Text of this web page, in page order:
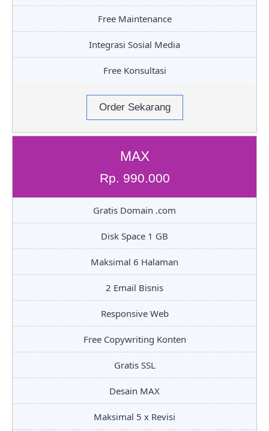
Free Maintenance
Integrasi Sosial Media
Free Konsultasi
Order Sekarang
MAX
Rp. 990.000
Gratis Domain .com
Disk Space 1 GB
Maksimal 6 Halaman
2 Email Bisnis
Responsive Web
Free Copywriting Konten
Gratis SSL
Desain MAX
Maksimal 5 x Revisi